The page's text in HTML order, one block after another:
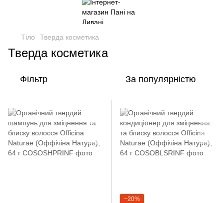
Тіло Тверда косметика
Тверда косметика
Фільтр За популярністю
−20%